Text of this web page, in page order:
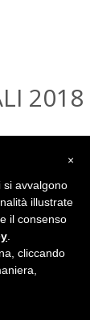
2018
campionati
giornate di
di gara
di gara -
×
si avvalgono
illustrate
il consenso
cliccando